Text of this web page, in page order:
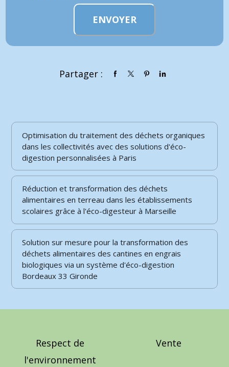
Partager :
Optimisation du traitement des déchets organiques
dans les collectivités avec des solutions d'éco-
digestion personnalisées à Paris
Réduction et transformation des déchets
alimentaires en terreau dans les établissements
scolaires grâce à l'éco-digesteur à Marseille
Solution sur mesure pour la transformation des
déchets alimentaires des cantines en engrais
biologiques via un système d'éco-digestion
Bordeaux 33 Gironde
Respect de
l'environnement
Vente